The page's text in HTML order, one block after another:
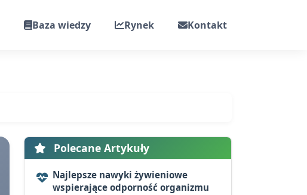
Baza wiedzy Rynek Kontakt
Polecane Artykuły
Najlepsze nawyki żywieniowe
wspierające odporność organizmu